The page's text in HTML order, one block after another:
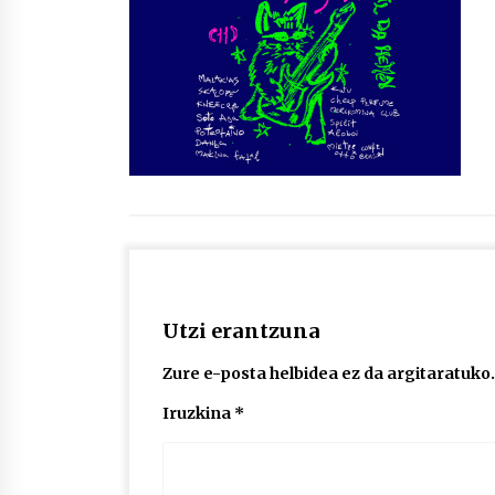
protagonista
2026/07/16
POTTO: San Pedro jaietako bertso-
saioa
2026/07/09
Utzi erantzuna
Zure e-posta helbidea ez da argitaratuko.
Iruzkina *